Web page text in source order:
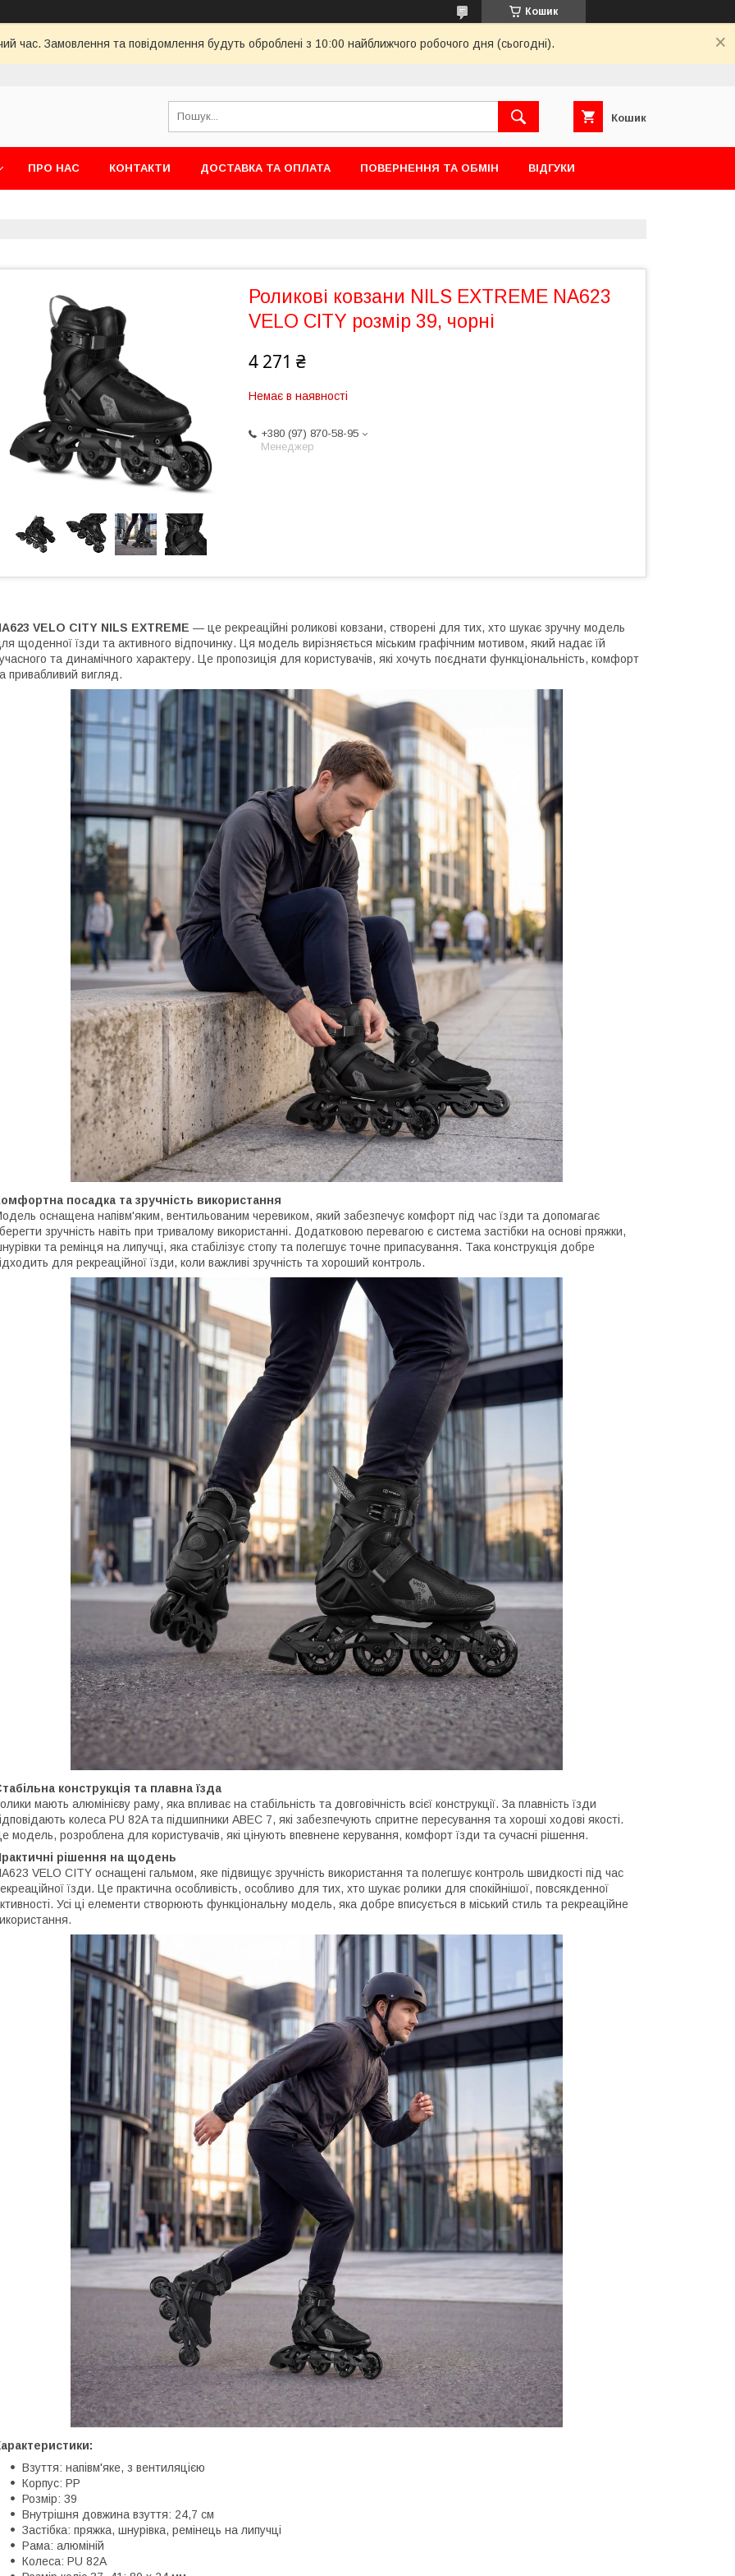
Кошик
час. Замовлення та повідомлення будуть оброблені з 10:00 найближчого робочого дня (сьогодні).
Кошик
ПРО НАС КОНТАКТИ ДОСТАВКА ТА ОПЛАТА ПОВЕРНЕННЯ ТА ОБМІН ВІДГУКИ
Роликові ковзани NILS EXTREME NA623
VELO CITY розмір 39, чорні
4 271 ₴
Немає в наявності
+380 (97) 870-58-95
Менеджер
VELO CITY NILS EXTREME — це рекреаційні роликові ковзани, створені для тих, хто шукає зручну модель
щоденної їзди та активного відпочинку. Ця модель вирізняється міським графічним мотивом, який надає їй
та динамічного характеру. Це пропозиція для користувачів, які хочуть поєднати функціональність, комфорт
привабливий вигляд.
посадка та зручність використання
оснащена напівм'яким, вентильованим черевиком, який забезпечує комфорт під час їзди та допомагає
зручність навіть при тривалому використанні. Додатковою перевагою є система застібки на основі пряжки,
та ремінця на липучці, яка стабілізує стопу та полегшує точне припасування. Така конструкція добре
для рекреаційної їзди, коли важливі зручність та хороший контроль.
конструкція та плавна їзда
мають алюмінієву раму, яка впливає на стабільність та довговічність всієї конструкції. За плавність їзди
колеса PU 82A та підшипники ABEC 7, які забезпечують спритне пересування та хороші ходові якості.
модель, розроблена для користувачів, які цінують впевнене керування, комфорт їзди та сучасні рішення.
рішення на щодень
VELO CITY оснащені гальмом, яке підвищує зручність використання та полегшує контроль швидкості під час
їзди. Це практична особливість, особливо для тих, хто шукає ролики для спокійнішої, повсякденної
Усі ці елементи створюють функціональну модель, яка добре вписується в міський стиль та рекреаційне
Взуття: напівм'яке, з вентиляцією
Корпус: PP
Розмір: 39
Внутрішня довжина взуття: 24,7 см
Застібка: пряжка, шнурівка, ремінець на липучці
Рама: алюміній
Колеса: PU 82A